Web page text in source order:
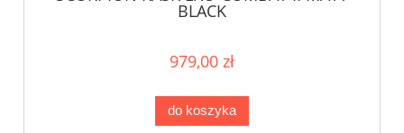
BLACK
979,00 zł
do koszyka